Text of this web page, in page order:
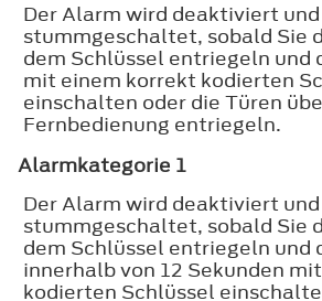
Der Alarm wird deaktiviert und
stummgeschaltet, sobald Sie
dem Schlüssel entriegeln und
mit einem korrekt kodierten
einschalten oder die Türen
Fernbedienung entriegeln.
Alarmkategorie 1
Der Alarm wird deaktiviert und
stummgeschaltet, sobald Sie
dem Schlüssel entriegeln und
innerhalb von 12 Sekunden
kodierten Schlüssel